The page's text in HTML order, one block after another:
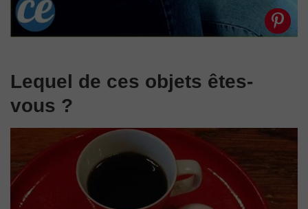
Lequel de ces objets êtes-
vous ?